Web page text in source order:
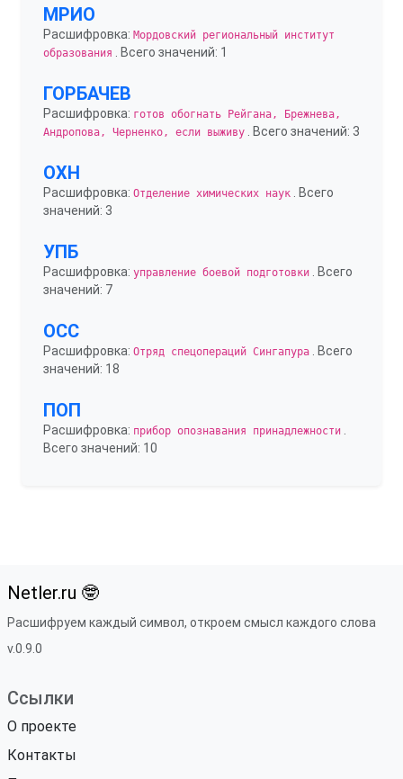
МРИО
Расшифровка: Мордовский региональный институт
образования
. Всего значений: 1
ГОРБАЧЕВ
Расшифровка: готов обогнать Рейгана, Брежнева,
Андропова, Черненко, если выживу . Всего значений: 3
ОХН
Расшифровка: Отделение химических наук . Всего
значений: 3
УПБ
Расшифровка: управление боевой подготовки . Всего
значений: 7
ОСС
Расшифровка: Отряд спецопераций Сингапура . Всего
значений: 18
ПОП
Расшифровка: прибор опознавания принадлежности
Всего значений: 10
Netler.ru 🤓
Расшифруем каждый символ, откроем смысл каждого слова
v.0.9.0
Ссылки
О проекте
Контакты